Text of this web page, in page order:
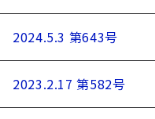
2024.5.3 第643号
2023.2.17 第582号